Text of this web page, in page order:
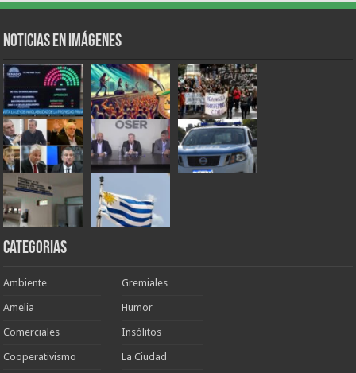
Noticias en Imágenes
Categorias
Ambiente
Amelia
Comerciales
Cooperativismo
Gremiales
Humor
Insólitos
La Ciudad